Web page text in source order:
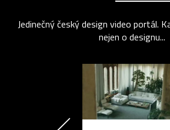
Jedinečný český design video portál.
nejen o designu...